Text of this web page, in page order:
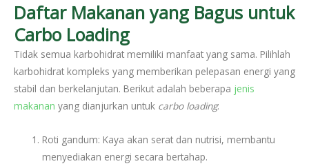
Daftar Makanan yang Bagus untuk
Carbo Loading
Tidak semua karbohidrat memiliki manfaat yang sama. Pilihlah
karbohidrat kompleks yang memberikan pelepasan energi yang
stabil dan berkelanjutan. Berikut adalah beberapa jenis
makanan yang dianjurkan untuk carbo loading:
Roti gandum: Kaya akan serat dan nutrisi, membantu
menyediakan energi secara bertahap.